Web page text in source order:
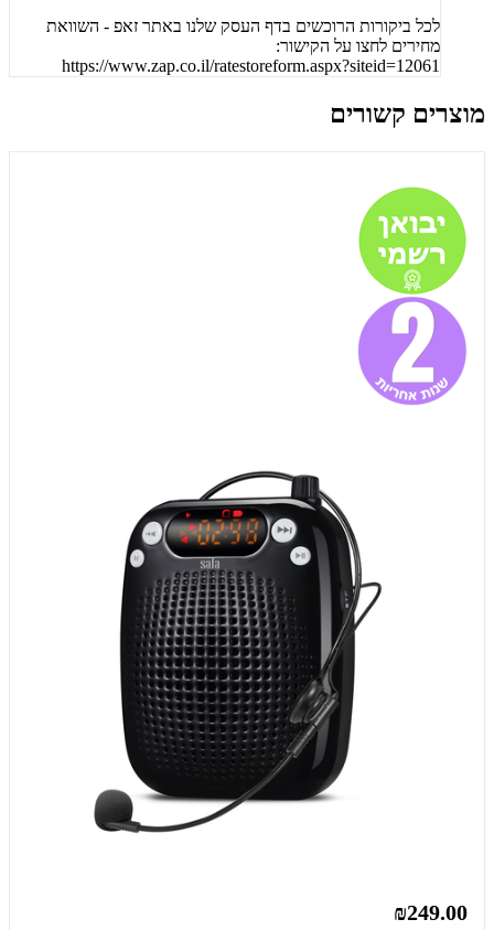
לכל ביקורות הרוכשים בדף העסק שלנו באתר זאפ - השוואת
מחירים לחצו על הקישור:
https://www.zap.co.il/ratestoreform.aspx?siteid=12061
מוצרים קשורים
₪249.00